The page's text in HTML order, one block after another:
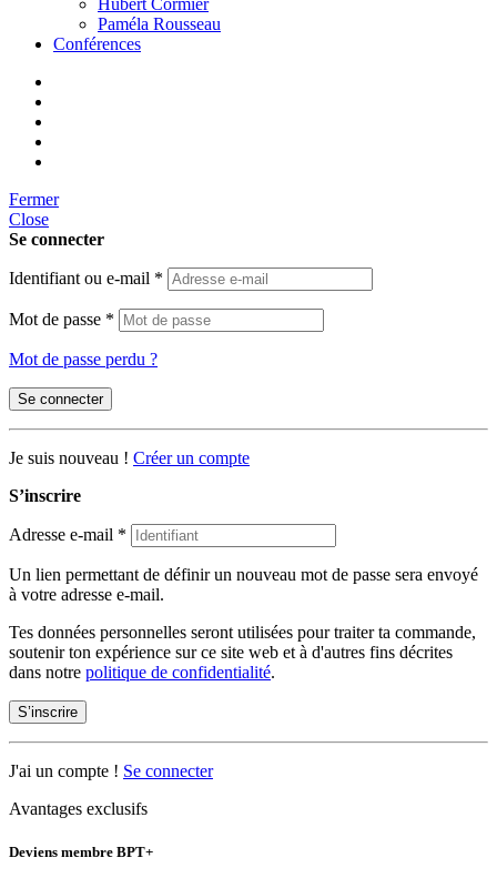
Hubert Cormier
Paméla Rousseau
Conférences
Fermer
Close
Se connecter
Identifiant ou e-mail *
Mot de passe *
Mot de passe perdu ?
Se connecter
Je suis nouveau ! Créer un compte
S’inscrire
Adresse e-mail *
Un lien permettant de définir un nouveau mot de passe sera envoyé
à votre adresse e-mail.
Tes données personnelles seront utilisées pour traiter ta commande,
soutenir ton expérience sur ce site web et à d'autres fins décrites
dans notre politique de confidentialité.
S’inscrire
J'ai un compte ! Se connecter
Avantages exclusifs
Deviens membre BPT+